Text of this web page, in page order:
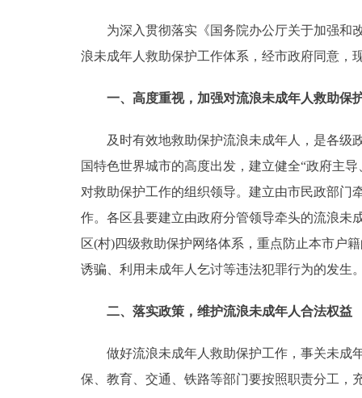
决策公开
便民服务
中介服务
参与调查
走进北京
为深入贯彻落实《国务院办公厅关于加强和改
浪未成年人救助保护工作体系，经市政府同意，
一、 高度重视，加强对流浪未成年人救助保
及时有效地救助保护流浪未成年人，是各级政
国特色世界城市的高度出发，建立健全“政府主
对救助保护工作的组织领导。建立由市民政部门
作。各区县要建立由政府分管领导牵头的流浪未
区(村)四级救助保护网络体系，重点防止本市户
诱骗、利用未成年人乞讨等违法犯罪行为的发生
二、落实政策，维护流浪未成年人合法权益
做好流浪未成年人救助保护工作，事关未成年
保、教育、交通、铁路等部门要按照职责分工，